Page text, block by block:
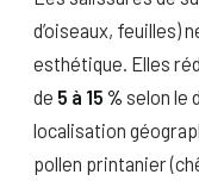
d’oiseaux, feuilles)
esthétique. Elles
de 5 à 15 % selon le
localisation
pollen printanier